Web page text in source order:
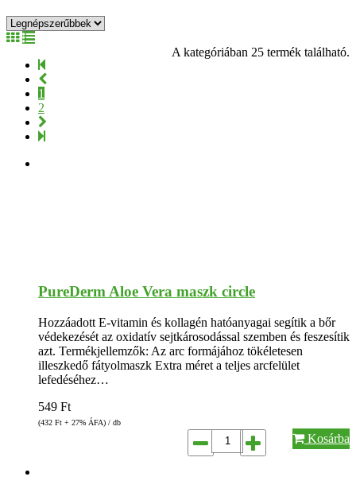
A kategóriában 25 termék található.
1
2
PureDerm Aloe Vera maszk circle
Hozzáadott E-vitamin és kollagén hatóanyagai segítik a bőr
védekezését az oxidatív sejtkárosodással szemben és feszesítik
azt. Termékjellemzők: Az arc formájához tökéletesen
illeszkedő fátyolmaszk Extra méret a teljes arcfelület
lefedéséhez…
549 Ft
(432 Ft + 27% ÁFA) / db
Kosárba